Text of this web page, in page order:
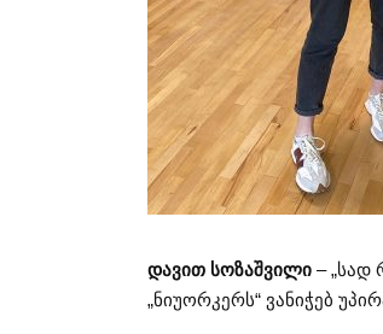
დავით სოზაშვილი – „სად
„ნიუორკერს“ ვანიჭებ